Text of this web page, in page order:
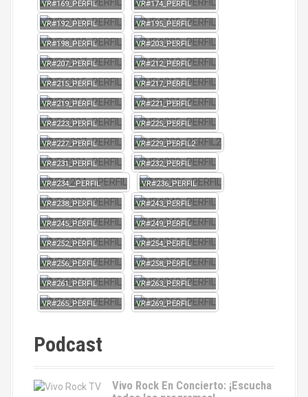
VR#169_PERFIL VR#174_PERFIL
VR#192_PERFIL VR#195_PERFIL
VR#198_PERFIL VR#203_PERFIL
VR#207_PERFIL VR#212_PERFIL
VR#215_PERFIL VR#217_PERFIL
VR#219_PERFIL VR#221_PERFIL
VR#223_PERFIL VR#225_PERFIL
VR#227_PERFIL VR#229_PERFIL2
VR#231_PERFIL VR#232_PERFIL
VR#234__PERFIL VR#236_PERFIL
VR#238_PERFIL VR#243_PERFIL
VR#245_PERFIL VR#249_PERFIL
VR#252_PERFIL VR#254_PERFIL
VR#256_PERFIL VR#258_PERFIL
VR#261_PERFIL VR#263_PERFIL
VR#265_PERFIL VR#269_PERFIL
Podcast
Vivo Rock En Concierto: ¡Escucha